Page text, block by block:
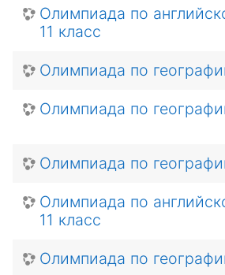
Олимпиада по
11 класс
Олимпиада по
Олимпиада по
Олимпиада по
Олимпиада по
11 класс
Олимпиада по